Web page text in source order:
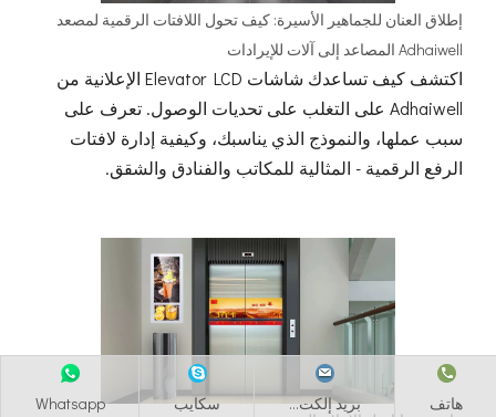
إطلاق العنان للجماهير الأسيرة: كيف تحول اللافتات الرقمية لمصعد
Adhaiwell المصاعد إلى آلات للإيرادات
اكتشف كيف تساعدك شاشات Elevator LCD الإعلانية من
Adhaiwell على التغلب على تحديات الوصول. تعرف على
سبب عملها، والنموذج الذي يناسبك، وكيفية إدارة لافتات
الرفع الرقمية - المثالية للمكاتب والفنادق والشقق.
هاتف بريد إلكت... سكايب Whatsapp